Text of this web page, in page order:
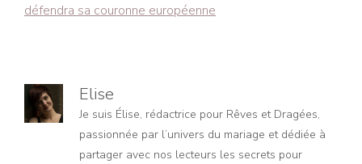
défendra sa couronne européenne
Elise
Je suis Élise, rédactrice pour Rêves et Dragées,
passionnée par l’univers du mariage et dédiée à
partager avec nos lecteurs les secrets pour